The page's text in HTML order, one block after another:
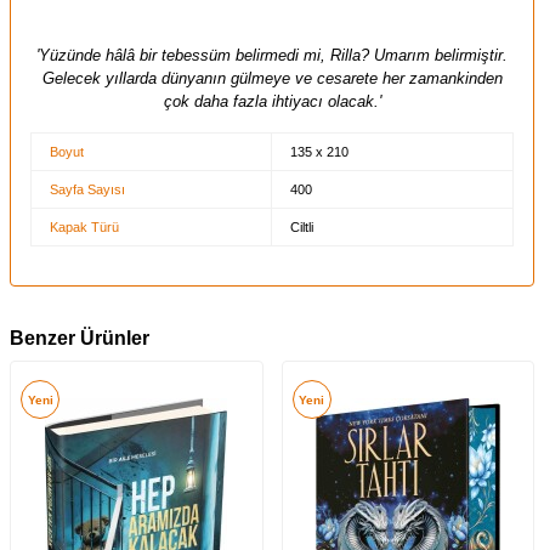
'Yüzünde hâlâ bir tebessüm belirmedi mi, Rilla? Umarım belirmiştir.
Gelecek yıllarda dünyanın gülmeye ve cesarete her zamankinden
çok daha fazla ihtiyacı olacak.'
Boyut 135 x 210
Sayfa Sayısı 400
Kapak Türü Ciltli
Benzer Ürünler
Yeni Yeni